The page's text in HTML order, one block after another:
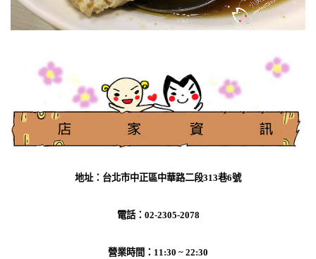
地址：台北市中正區中華路二段313巷6號
電話：02-2305-2078
營業時間：11:30 ~ 22:30